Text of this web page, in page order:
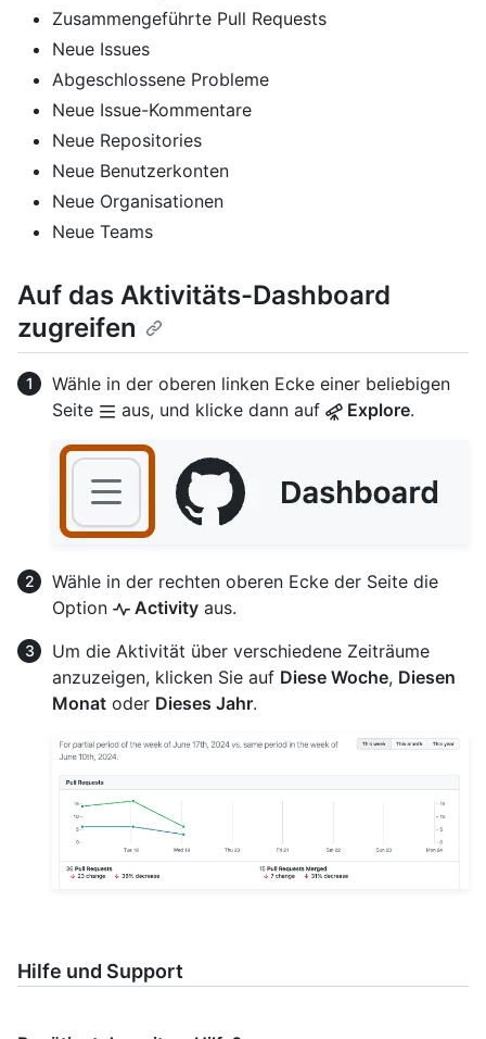
Zusammengeführte Pull Requests
Neue Issues
Abgeschlossene Probleme
Neue Issue-Kommentare
Neue Repositories
Neue Benutzerkonten
Neue Organisationen
Neue Teams
Auf das Aktivitäts-Dashboard
zugreifen
Wähle in der oberen linken Ecke einer beliebigen
Seite
aus, und klicke dann auf Explore.
Wähle in der rechten oberen Ecke der Seite die
Option
Activity aus.
Um die Aktivität über verschiedene Zeiträume
anzuzeigen, klicken Sie auf Diese Woche, Diesen
Monat oder Dieses Jahr.
Hilfe und Support